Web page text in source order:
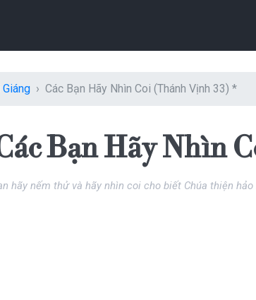
Các Bạn Hãy Nhìn Coi (Thánh Vịnh 33) *
Bạn Hãy Nhìn
hãy nếm thử và hãy nhìn coi cho biết Chúa thiện